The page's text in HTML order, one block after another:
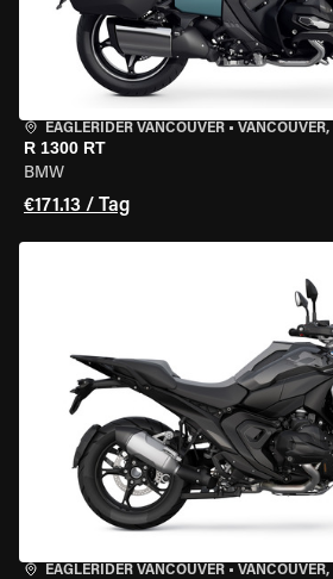
EAGLERIDER VANCOUVER • VANCOUVER,
R 1300 RT
BMW
€171.13 / Tag
EAGLERIDER VANCOUVER • VANCOUVER,